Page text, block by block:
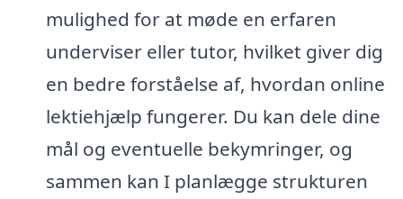
mulighed for at møde en erfaren
underviser eller tutor, hvilket giver dig
en bedre forståelse af, hvordan online
lektiehjælp fungerer. Du kan dele dine
mål og eventuelle bekymringer, og
sammen kan I planlægge strukturen